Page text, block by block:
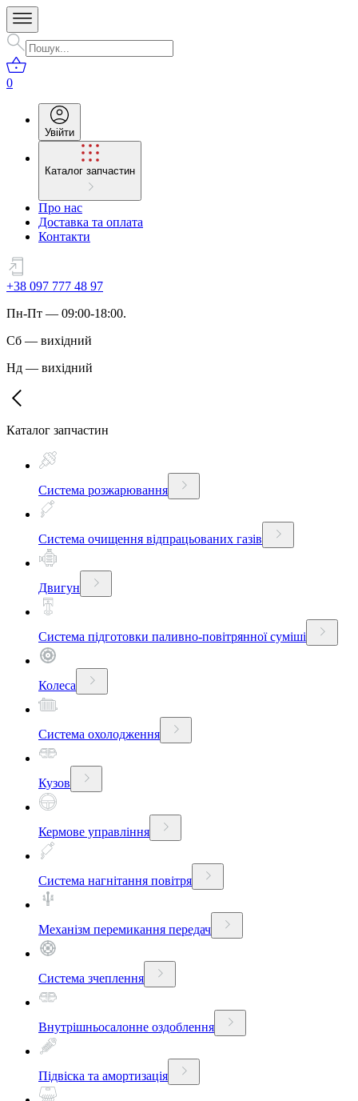
0
Увійти
Каталог запчастин
Про нас
Доставка та оплата
Контакти
+38 097 777 48 97
Пн-Пт — 09:00-18:00.
Сб — вихідний
Нд — вихідний
Каталог запчастин
Система розжарювання
Система очищення відпрацьованих газів
Двигун
Система підготовки паливно-повітрянної суміші
Колеса
Система охолодження
Кузов
Кермове управління
Система нагнітання повітря
Механізм перемикання передач
Система зчеплення
Внутрішньосалонне оздоблення
Підвіска та амортизація